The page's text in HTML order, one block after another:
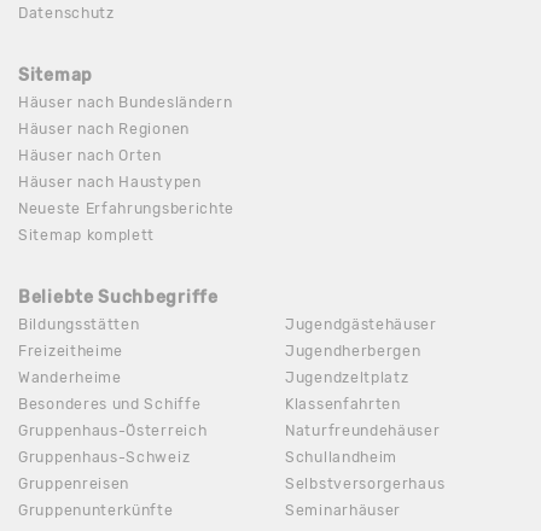
Datenschutz
Sitemap
Häuser nach Bundesländern
Häuser nach Regionen
Häuser nach Orten
Häuser nach Haustypen
Neueste Erfahrungsberichte
Sitemap komplett
Beliebte Suchbegriffe
Bildungsstätten
Freizeitheime
Wanderheime
Besonderes und Schiffe
Gruppenhaus-Österreich
Gruppenhaus-Schweiz
Gruppenreisen
Gruppenunterkünfte
Jugendgästehäuser
Jugendherbergen
Jugendzeltplatz
Klassenfahrten
Naturfreundehäuser
Schullandheim
Selbstversorgerhaus
Seminarhäuser